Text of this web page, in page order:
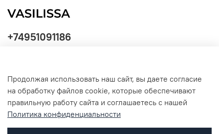
+74951091186
Продолжая использовать наш сайт, вы даете согласие
на обработку файлов cookie, которые обеспечивают
правильную работу сайта и соглашаетесь с нашей
Политика конфиденциальности
обработки